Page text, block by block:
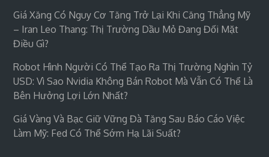
Giá Xăng Có Nguy Cơ Tăng Trở Lại Khi Căng Thẳng Mỹ
– Iran Leo Thang: Thị Trường Dầu Mỏ Đang Đối Mặt
Điều Gì?
Robot Hình Người Có Thể Tạo Ra Thị Trường Nghìn Tỷ
USD: Vì Sao Nvidia Không Bán Robot Mà Vẫn Có Thể Là
Bên Hưởng Lợi Lớn Nhất?
Giá Vàng Và Bạc Giữ Vững Đà Tăng Sau Báo Cáo Việc
Làm Mỹ: Fed Có Thể Sớm Hạ Lãi Suất?